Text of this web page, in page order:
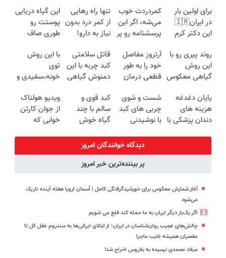
برای اولین بار
در ایران🇮🇷
این دکتر کرم
روزه ساخت!
کمردردت خوب
می‌شه، اگر این
پرسشنامه رو پر
تنها راه رهایی
از کمر درد بدون
نیاز به دارو!
این گیاه دریایی
پوستت رو
طوری صاف
20سال جوون
شدی🔥
روند پیری رو با
این روش
گیاهی معکوس
آرتروز مفاصل
خود را به طور
قطعی درمان
◗پرسش‌نامه◖
قاتل سلامتی
کبد چربه با این
دمنوش گیاهی
با این روش
توی
خونه،سفیدی و
برگردون
(40%off)
پایان دغدغه
هزینه های
دندان پزشکی با
شست و شوی
چربی های کبد
با نوشیدنی
کبد قوی و
سالم با چند
گیاه خوش
ویدیو هولناک
از جوان کارتن
خوابی که
دیدگاه خوانندگان امروز
پر بیننده‌ترین خبر امروز
آغاز شمارش معکوس برای خورشیدگرفتگی کامل | آسمان اروپا هفته آینده تاریک
می‌شود
اگر یک‌بار دیگر ایران به ما حمله کند فلج می شویم
چالش‌های عجیب روان‌شناسان در ایران؛ از ابتلای ایرانی‌ها به سندروم عقل کل تا
مقصران همیشه غایب ماجرا
میلاد محمدی نرسیده به بلاروس اخراج شد!